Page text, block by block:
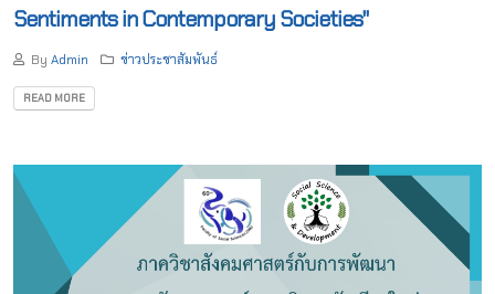
Sentiments in Contemporary Societies"
By Admin ข่าวประชาสัมพันธ์
READ MORE